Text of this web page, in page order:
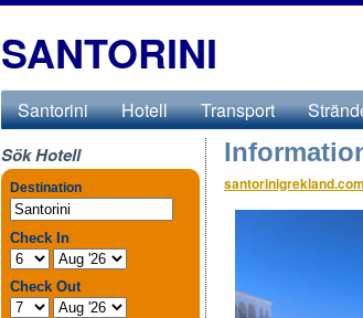
SANTORINI
Santorini Hotell Transport
Sök Hotell
santorinigrekland.com